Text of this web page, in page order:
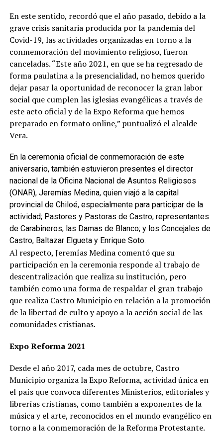
En este sentido, recordó que el año pasado, debido a la
grave crisis sanitaria producida por la pandemia del
Covid-19, las actividades organizadas en torno a la
conmemoración del movimiento religioso, fueron
canceladas. “Este año 2021, en que se ha regresado de
forma paulatina a la presencialidad, no hemos querido
dejar pasar la oportunidad de reconocer la gran labor
social que cumplen las iglesias evangélicas a través de
este acto oficial y de la Expo Reforma que hemos
preparado en formato online,” puntualizó el alcalde
Vera.
En la ceremonia oficial de conmemoración de este
aniversario, también estuvieron presentes el director
nacional de la Oficina Nacional de Asuntos Religiosos
(ONAR), Jeremías Medina, quien viajó a la capital
provincial de Chiloé, especialmente para participar de la
actividad; Pastores y Pastoras de Castro; representantes
de Carabineros; las Damas de Blanco; y los Concejales de
Castro, Baltazar Elgueta y Enrique Soto.
Al respecto, Jeremías Medina comentó que su
participación en la ceremonia responde al trabajo de
descentralización que realiza su institución, pero
también como una forma de respaldar el gran trabajo
que realiza Castro Municipio en relación a la promoción
de la libertad de culto y apoyo a la acción social de las
comunidades cristianas.
Expo Reforma 2021
Desde el año 2017, cada mes de octubre, Castro
Municipio organiza la Expo Reforma, actividad única en
el país que convoca diferentes Ministerios, editoriales y
librerías cristianas, como también a exponentes de la
música y el arte, reconocidos en el mundo evangélico en
torno a la conmemoración de la Reforma Protestante.